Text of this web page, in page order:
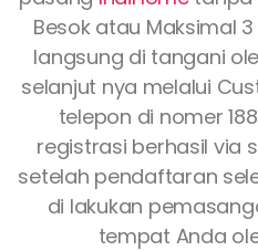
Besok atau Maksimal
langsung di tangani
selanjut nya melalui
telepon di nomer
registrasi berhasil via
setelah pendaftaran
di lakukan
tempat Anda